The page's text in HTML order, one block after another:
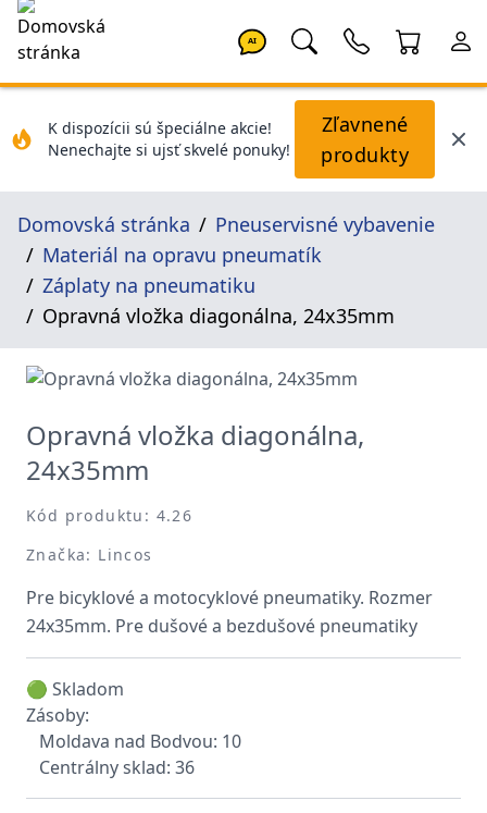
AI
K dispozícii sú špeciálne akcie!
Nenechajte si ujsť skvelé ponuky!
Zľavnené
produkty
Domovská stránka
Pneuservisné vybavenie
Materiál na opravu pneumatík
Záplaty na pneumatiku
Opravná vložka diagonálna, 24x35mm
Opravná vložka diagonálna,
24x35mm
Kód produktu: 4.26
Značka: Lincos
Pre bicyklové a motocyklové pneumatiky. Rozmer
24x35mm. Pre dušové a bezdušové pneumatiky
🟢 Skladom
Zásoby:
Moldava nad Bodvou: 10
Centrálny sklad: 36